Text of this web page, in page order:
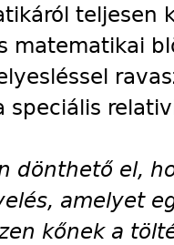
teljesen
matematikai
speciális
dönthető el,
amelyet
kőnek a